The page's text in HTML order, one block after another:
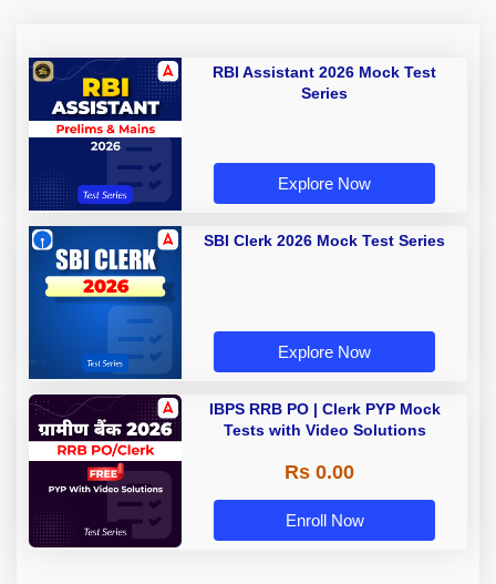
RBI Assistant 2026 Mock Test
Series
Explore Now
SBI Clerk 2026 Mock Test Series
Explore Now
IBPS RRB PO | Clerk PYP Mock
Tests with Video Solutions
Rs 0.00
Enroll Now